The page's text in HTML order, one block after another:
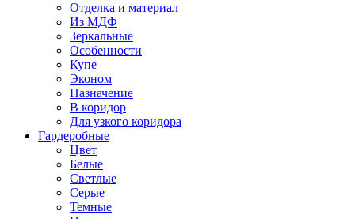
Отделка и материал
Из МДФ
Зеркальные
Особенности
Купе
Эконом
Назначение
В коридор
Для узкого коридора
Гардеробные
Цвет
Белые
Светлые
Серые
Темные